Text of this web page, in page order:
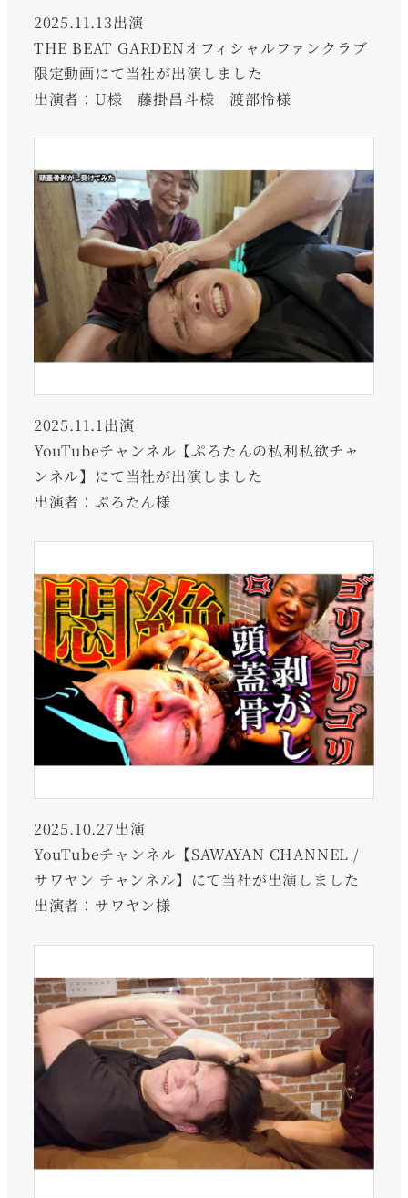
2025.11.13出演
THE BEAT GARDENオフィシャルファンクラブ
限定動画にて当社が出演しました
出演者：U様 藤掛昌斗様 渡部怜様
2025.11.1出演
YouTubeチャンネル【ぷろたんの私利私欲チャ
ンネル】にて当社が出演しました
出演者：ぷろたん様
2025.10.27出演
YouTubeチャンネル【SAWAYAN CHANNEL /
サワヤン チャンネル】にて当社が出演しました
出演者：サワヤン様